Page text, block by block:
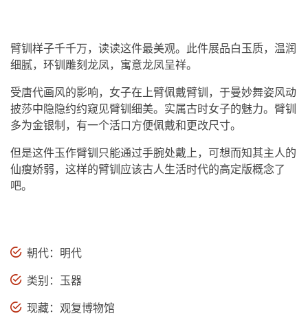
臂钏样子千千万，读读这件最美观。此件展品白玉质，温润
细腻，环钏雕刻龙凤，寓意龙凤呈祥。
受唐代画风的影响，女子在上臂佩戴臂钏，于曼妙舞姿风动
披莎中隐隐约约窥见臂钏细美。实属古时女子的魅力。臂钏
多为金银制，有一个活口方便佩戴和更改尺寸。
但是这件玉作臂钏只能通过手腕处戴上，可想而知其主人的
仙瘦娇弱，这样的臂钏应该古人生活时代的高定版概念了
吧。
朝代：明代
类别：玉器
现藏：观复博物馆